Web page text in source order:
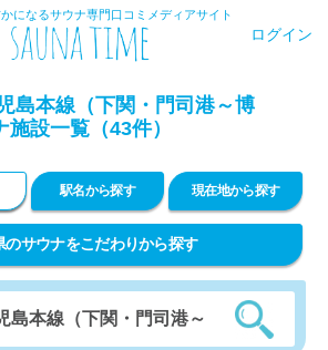
になるサウナ専門口コミメディアサイト
ログイン
島本線（下関・門司港～博
設一覧（43件）
駅名から探す 現在地から探す
のサウナをこだわりから探す